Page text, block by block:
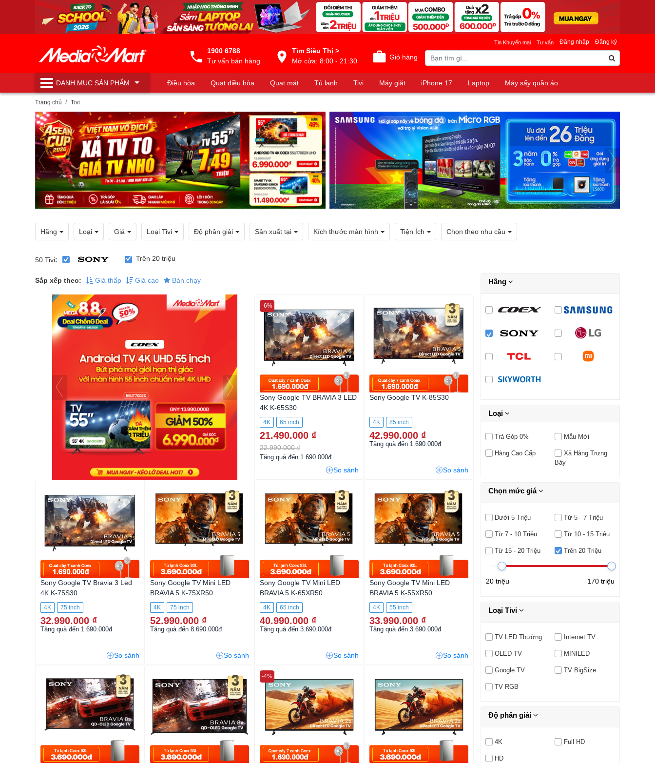
1900 6788
Tư vấn bán hàng
Tìm Siêu Thị >
Mở cửa: 8:00 - 21:30
Giỏ hàng
Đăng nhập Đăng ký
Tin Khuyến mại Tư vấn
DANH MỤCSẢN PHẨM Điều hòa Quạt điều hòa Quạt mát Tủ lạnh Tivi Máy giặt iPhone 17 Laptop
Máy sấy quần áo
Máy lọc nước
Trang chủ Tivi
Hãng Loại Giá Loại Tivi Độ phân giải Sản xuất tại Kích thước màn hình Tiện Ích Chọn theo nhu cầu
50 Tivi: Trên 20 triệu
Sắp xếp theo: Giá thấp Giá cao Bán chạy
Sony Google TV BRAVIA 3 LED
4K K-65S30
4K 65 inch
21.490.000 ₫
22.990.000 ₫
-6%
Tặng quà đến 1.690.000đ
So sánh
Sony Google TV K-85S30
4K 85 inch
42.990.000 ₫
Tặng quà đến 1.690.000đ
So sánh
Sony Google TV Bravia 3 Led
4K K-75S30
4K 75 inch
32.990.000 ₫
Tặng quà đến 1.690.000đ
So sánh
Sony Google TV Mini LED
BRAVIA 5 K-75XR50
4K 75 inch
52.990.000 ₫
Tặng quà đến 8.690.000đ
So sánh
Sony Google TV Mini LED
BRAVIA 5 K-65XR50
4K 65 inch
40.990.000 ₫
Tặng quà đến 3.690.000đ
So sánh
Sony Google TV Mini LED
BRAVIA 5 K-55XR50
4K 55 inch
33.990.000 ₫
Tặng quà đến 3.690.000đ
So sánh
-4%
Hãng
Loại
Trả Góp 0% Mẫu Mới
Hàng Cao Cấp
Xả Hàng Trưng
Bày
Chọn mức giá
Dưới 5 Triệu Từ 5 - 7 Triệu
Từ 7 - 10 Triệu Từ 10 - 15 Triệu
Từ 15 - 20 Triệu Trên 20 Triệu
20 triệu 170 triệu
Loại Tivi
TV LED Thường Internet TV
OLED TV MINILED
Google TV TV BigSize
TV RGB
Độ phân giải
4K Full HD
HD